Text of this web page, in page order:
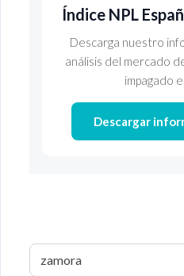
Índice NPL
Descarga nuestro
análisis del mercado
impagado
Descargar